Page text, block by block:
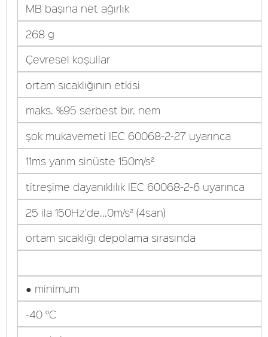
MB başına net ağırlık
268 g
Çevresel koşullar
ortam sıcaklığının etkisi
maks. %95 serbest bır. nem
şok mukavemeti IEC 60068-2-27 uyarınca
11ms yarım sinüste 150m/s²
titreşime dayanıklılık IEC 60068-2-6 uyarınca
25 ila 150Hz'de...0m/s² (4san)
ortam sıcaklığı depolama sırasında
● minimum
-40 °C